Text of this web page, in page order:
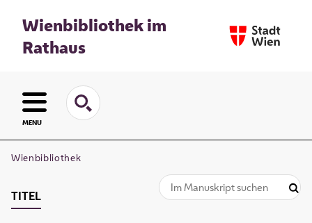
Wienbibliothek im
Rathaus
MENU
Wienbibliothek
TITEL